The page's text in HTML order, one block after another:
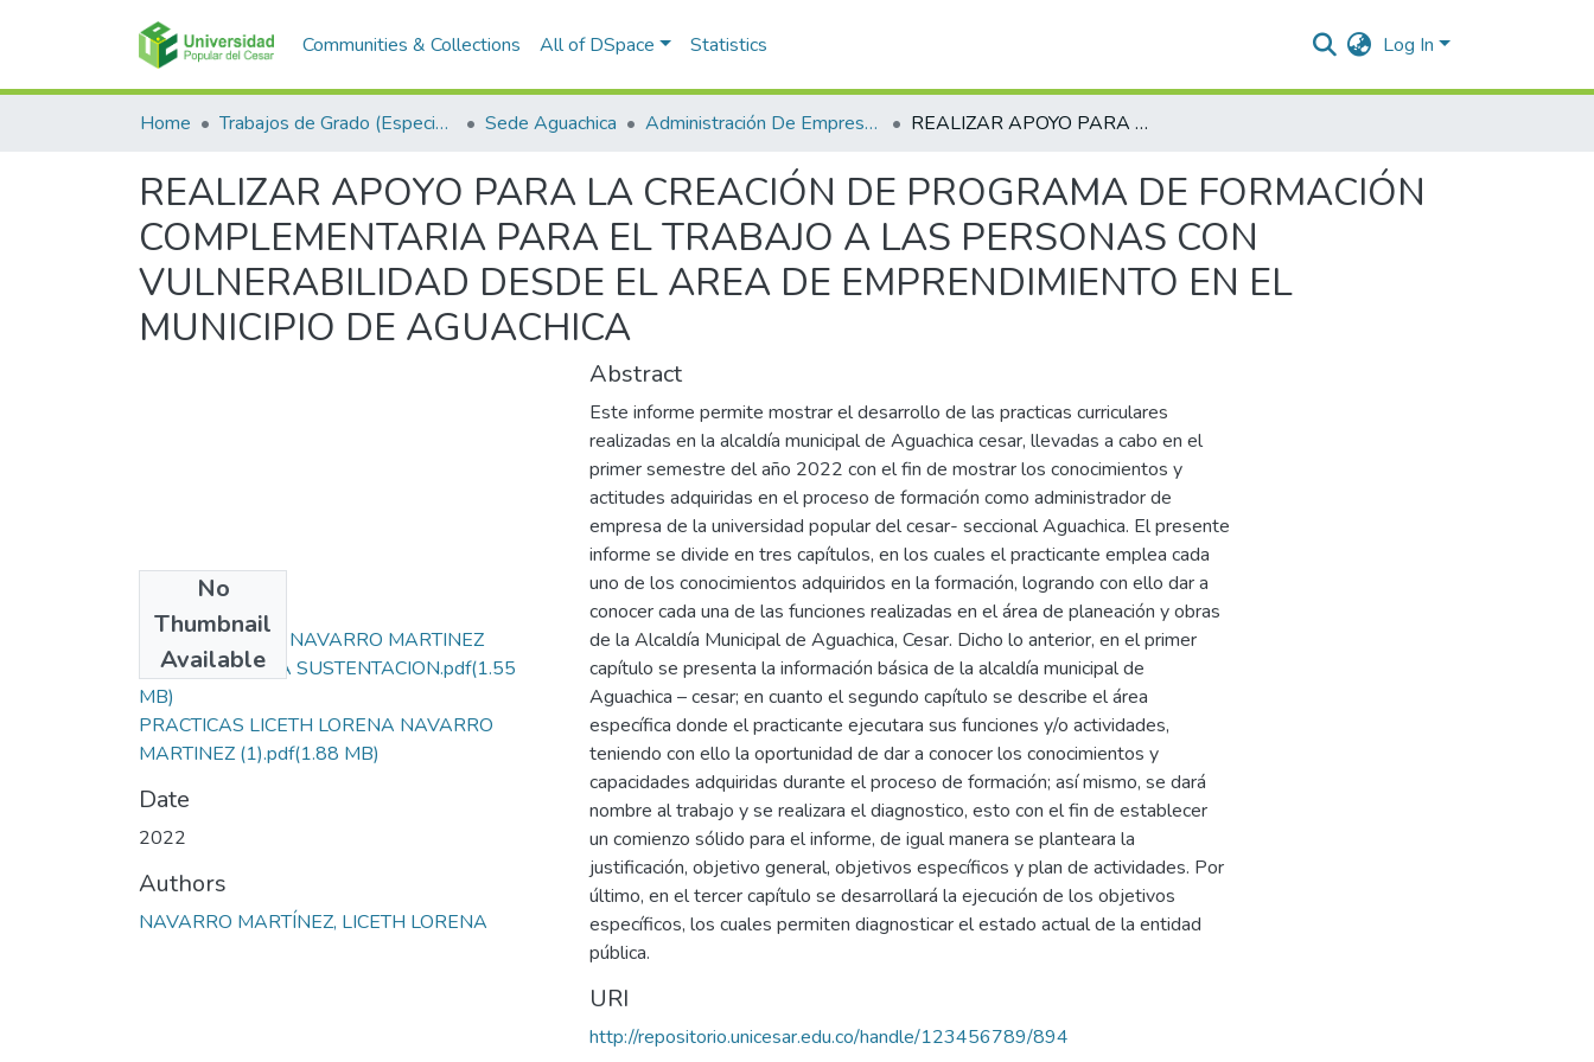
Communities & Collections All of DSpace Statistics Log In
Home Trabajos de Grado (Especializaciones y Pregrados) Sede Aguachica Administración De Empresas REALIZAR APOYO PARA LA CREACIÓN DE PROGRAMA DE FORMACIÓN COMPLEMENTARIA PARA EL TRABAJO A LAS PERSONAS CON VULNERABILIDAD DESDE EL AREA DE EMPRENDIMIENTO EN EL MUNICIPIO DE AGUACHICA
REALIZAR APOYO PARA LA CREACIÓN DE PROGRAMA DE FORMACIÓN
COMPLEMENTARIA PARA EL TRABAJO A LAS PERSONAS CON
VULNERABILIDAD DESDE EL AREA DE EMPRENDIMIENTO EN EL
MUNICIPIO DE AGUACHICA
No
Thumbnail
Available
LICETH LORENA NAVARRO MARTINEZ
MATERIAL PARA SUSTENTACION.pdf(1.55
MB)
PRACTICAS LICETH LORENA NAVARRO
MARTINEZ (1).pdf(1.88 MB)
Date
2022
Authors
NAVARRO MARTÍNEZ, LICETH LORENA
Abstract
Este informe permite mostrar el desarrollo de las practicas curriculares
realizadas en la alcaldía municipal de Aguachica cesar, llevadas a cabo en el
primer semestre del año 2022 con el fin de mostrar los conocimientos y
actitudes adquiridas en el proceso de formación como administrador de
empresa de la universidad popular del cesar- seccional Aguachica. El presente
informe se divide en tres capítulos, en los cuales el practicante emplea cada
uno de los conocimientos adquiridos en la formación, logrando con ello dar a
conocer cada una de las funciones realizadas en el área de planeación y obras
de la Alcaldía Municipal de Aguachica, Cesar. Dicho lo anterior, en el primer
capítulo se presenta la información básica de la alcaldía municipal de
Aguachica – cesar; en cuanto el segundo capítulo se describe el área
específica donde el practicante ejecutara sus funciones y/o actividades,
teniendo con ello la oportunidad de dar a conocer los conocimientos y
capacidades adquiridas durante el proceso de formación; así mismo, se dará
nombre al trabajo y se realizara el diagnostico, esto con el fin de establecer
un comienzo sólido para el informe, de igual manera se planteara la
justificación, objetivo general, objetivos específicos y plan de actividades. Por
último, en el tercer capítulo se desarrollará la ejecución de los objetivos
específicos, los cuales permiten diagnosticar el estado actual de la entidad
pública.
URI
http://repositorio.unicesar.edu.co/handle/123456789/894